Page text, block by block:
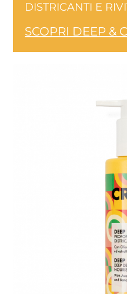
DISTRICANTI E
SCOPRI DEEP &